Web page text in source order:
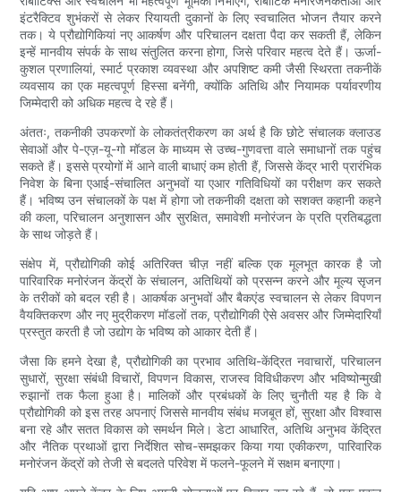
इंटरैक्टिव शुभंकरों से लेकर रियायती दुकानों के लिए स्वचालित भोजन तैयार करने
तक। ये प्रौद्योगिकियां नए आकर्षण और परिचालन दक्षता पैदा कर सकती हैं, लेकिन
इन्हें मानवीय संपर्क के साथ संतुलित करना होगा, जिसे परिवार महत्व देते हैं। ऊर्जा-
कुशल प्रणालियां, स्मार्ट प्रकाश व्यवस्था और अपशिष्ट कमी जैसी स्थिरता तकनीकें
व्यवसाय का एक महत्वपूर्ण हिस्सा बनेंगी, क्योंकि अतिथि और नियामक पर्यावरणीय
जिम्मेदारी को अधिक महत्व दे रहे हैं।
अंततः, तकनीकी उपकरणों के लोकतंत्रीकरण का अर्थ है कि छोटे संचालक क्लाउड
सेवाओं और पे-एज़-यू-गो मॉडल के माध्यम से उच्च-गुणवत्ता वाले समाधानों तक पहुंच
सकते हैं। इससे प्रयोगों में आने वाली बाधाएं कम होती हैं, जिससे केंद्र भारी प्रारंभिक
निवेश के बिना एआई-संचालित अनुभवों या एआर गतिविधियों का परीक्षण कर सकते
हैं। भविष्य उन संचालकों के पक्ष में होगा जो तकनीकी दक्षता को सशक्त कहानी कहने
की कला, परिचालन अनुशासन और सुरक्षित, समावेशी मनोरंजन के प्रति प्रतिबद्धता
के साथ जोड़ते हैं।
संक्षेप में, प्रौद्योगिकी कोई अतिरिक्त चीज़ नहीं बल्कि एक मूलभूत कारक है जो
पारिवारिक मनोरंजन केंद्रों के संचालन, अतिथियों को प्रसन्न करने और मूल्य सृजन
के तरीकों को बदल रही है। आकर्षक अनुभवों और बैकएंड स्वचालन से लेकर विपणन
वैयक्तिकरण और नए मुद्रीकरण मॉडलों तक, प्रौद्योगिकी ऐसे अवसर और जिम्मेदारियाँ
प्रस्तुत करती है जो उद्योग के भविष्य को आकार देती हैं।
जैसा कि हमने देखा है, प्रौद्योगिकी का प्रभाव अतिथि-केंद्रित नवाचारों, परिचालन
सुधारों, सुरक्षा संबंधी विचारों, विपणन विकास, राजस्व विविधीकरण और भविष्योन्मुखी
रुझानों तक फैला हुआ है। मालिकों और प्रबंधकों के लिए चुनौती यह है कि वे
प्रौद्योगिकी को इस तरह अपनाएं जिससे मानवीय संबंध मजबूत हों, सुरक्षा और विश्वास
बना रहे और सतत विकास को समर्थन मिले। डेटा आधारित, अतिथि अनुभव केंद्रित
और नैतिक प्रथाओं द्वारा निर्देशित सोच-समझकर किया गया एकीकरण, पारिवारिक
मनोरंजन केंद्रों को तेजी से बदलते परिवेश में फलने-फूलने में सक्षम बनाएगा।